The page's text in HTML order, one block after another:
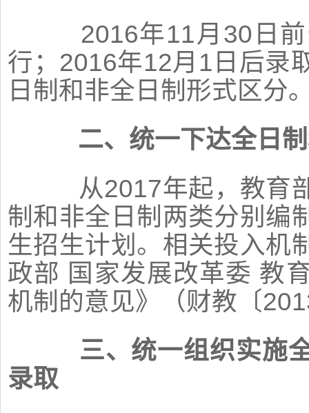
2016年11月30日前
行；2016年12月1日后录
日制和非全日制形式区分
二、统一下达全日
从2017年起，教育部
制和非全日制两类分别编
生招生计划。相关投入机
政部 国家发展改革委 教
机制的意见》（财教〔
三、统一组织实施
录取